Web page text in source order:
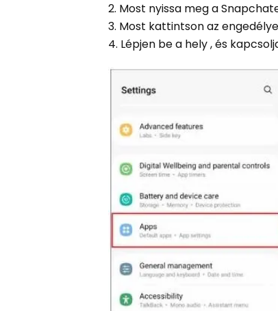
2. Most nyissa meg a
3. Most kattintson az
4. Lépjen be a hely , és